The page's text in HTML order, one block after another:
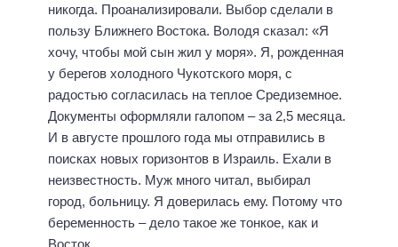
никогда. Проанализировали. Выбор сделали в
пользу Ближнего Востока. Володя сказал: «Я
хочу, чтобы мой сын жил у моря». Я, рожденная
у берегов холодного Чукотского моря, с
радостью согласилась на теплое Средиземное.
Документы оформляли галопом – за 2,5 месяца.
И в августе прошлого года мы отправились в
поисках новых горизонтов в Израиль. Ехали в
неизвестность. Муж много читал, выбирал
город, больницу. Я доверилась ему. Потому что
беременность – дело такое же тонкое, как и
Восток.